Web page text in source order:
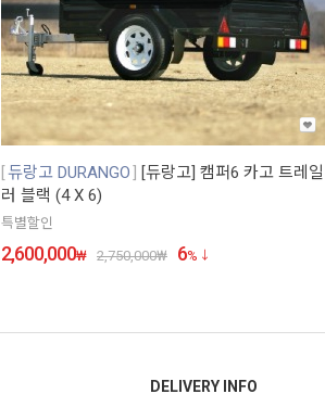
듀랑고 DURANGO
[듀랑고] 캠퍼6 카고 트레일
러 블랙 (4 X 6)
특별할인
2,600,000₩ 2,750,000₩ 6%
DELIVERY INFO